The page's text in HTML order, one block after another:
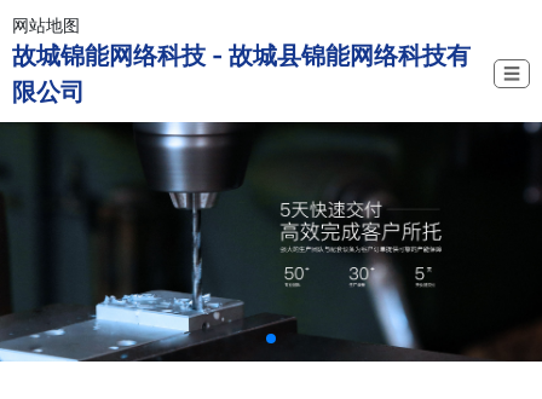
网站地图
故城锦能网络科技 - 故城县锦能网络科技有
限公司
☰